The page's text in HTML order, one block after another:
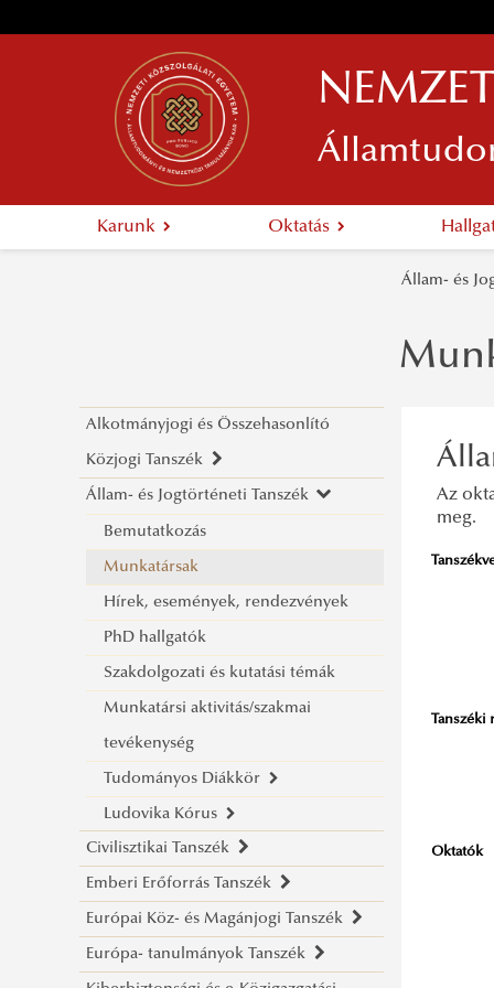
Karunk Oktatás
Állam- és
Alkotmányjogi és Összehasonlító
Közjogi Tanszék
Bemutatkozás
Munkatársak
Hírek, események, rendezvények
Munkatársi aktivitás/szakmai
tevékenység
PhD-hallgatók
Oktatott tantárgyak/letölthető
oktatási segédletek
Szakdolgozati és kutatási témák
Tudományos Diákkör
Állam- és Jogtörténeti Tanszék
Bemutatkozás
Munkatársak
Hírek, események, rendezvények
PhD hallgatók
Szakdolgozati és kutatási témák
Munkatársi aktivitás/szakmai
tevékenység
Tudományos Diákkör
Bemutatkozás
Események
Ludovika Kórus
Bemutatkozás
Felhívások, események
Civilisztikai Tanszék
Bemutatkozás
Munkatársak
Munkatársi aktivitás
Emberi Erőforrás Tanszék
Bemutatkozás
Munkatársak
Európai Köz- és Magánjogi Tanszék
Bemutatkozás
Európa- tanulmányok Tanszék
Az
meg.
Tanszéki
Oktatók